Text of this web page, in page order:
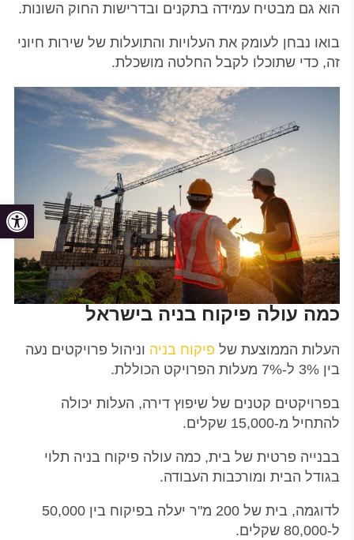
הוא גם מבטיח עמידה בתקנים ובדרישות החוק השונות.
בואו נבחן לעומק את העלויות והתועלות של שירות חיוני
זה, כדי שתוכלו לקבל החלטה מושכלת.
כמה עולה פיקוח בניה בישראל
העלות הממוצעת של פיקוח בניה וניהול פרויקטים נעה
בין 3% ל-7% מעלות הפרויקט הכוללת.
בפרויקטים קטנים של שיפוץ דירה, העלות יכולה
להתחיל מ-15,000 שקלים.
בבנייה פרטית של בית, כמה עולה פיקוח בניה תלוי
בגודל הבית ומורכבות העבודה.
לדוגמה, בית של 200 מ"ר יעלה בפיקוח בין 50,000
ל-80,000 שקלים.